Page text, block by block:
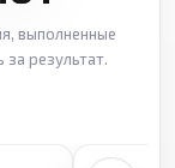
выполненные
результат.